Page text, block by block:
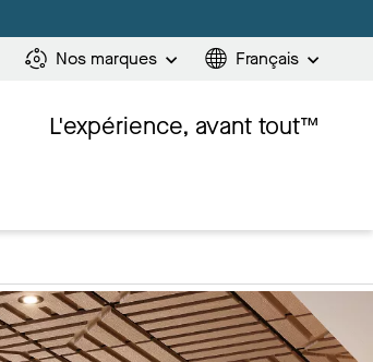
Nos marques Français
L'expérience, avant tout™